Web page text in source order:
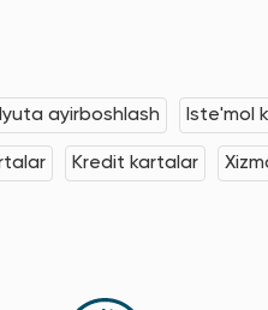
ayirboshlash Iste'mol
Kredit kartalar